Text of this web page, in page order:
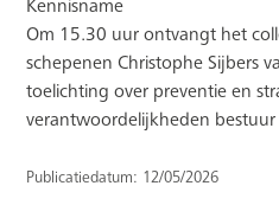
Kennisname
Om 15.30 uur ontvangt het
schepenen Christophe Sijbers
toelichting over preventie en
verantwoordelijkheden bestuur
Publicatiedatum: 12/05/2026